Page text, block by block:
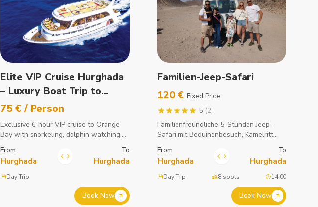
Elite VIP Cruise Hurghada
– Luxury Boat Trip to
Orange Bay with Lunch
75 € / Person
Exclusive 6-hour VIP cruise to Orange
Bay with snorkeling, dolphin watching,
beverages.
From
Hurghada
To
Hurghada
Day Trip
Book Now
Familien-Jeep-Safari
120 € Fixed Price
5 (2)
Familienfreundliche 5-Stunden Jeep-
Safari mit Beduinenbesuch, Kamelritt
From
Hurghada
To
Hurghada
Day Trip 8 spots 14:00
Book Now